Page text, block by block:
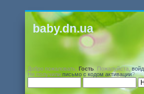
baby.dn.ua
Добро пожаловать, Гость . Пожалуйста,
Не получили письмо с кодом активации?